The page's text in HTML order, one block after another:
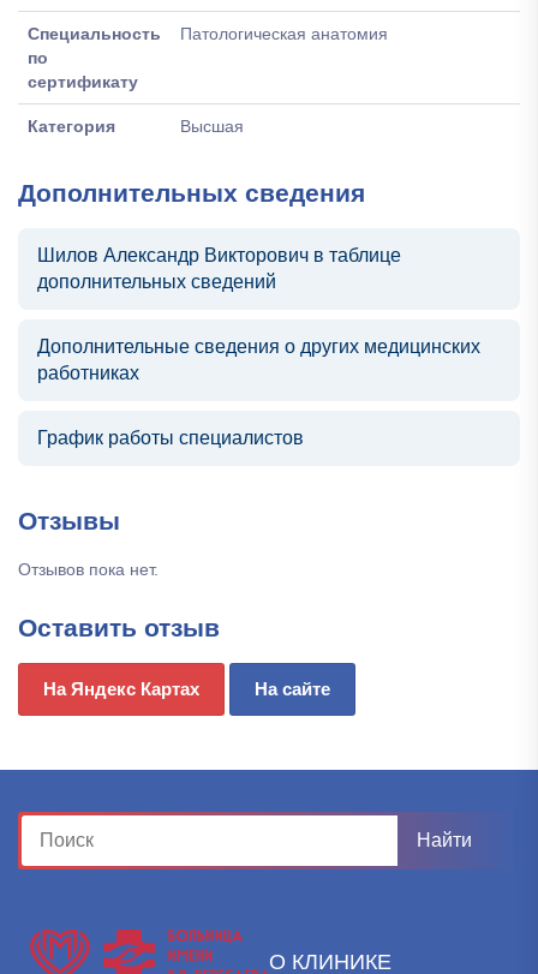
Специальность
по
сертификату
Патологическая анатомия
Категория Высшая
Дополнительных сведения
Шилов Александр Викторович в таблице
дополнительных сведений
Дополнительные сведения о других медицинских
работниках
График работы специалистов
Отзывы
Отзывов пока нет.
Оставить отзыв
На Яндекс Картах На сайте
О КЛИНИКЕ